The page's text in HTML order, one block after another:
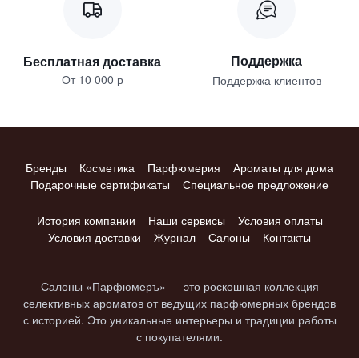
Бесплатная доставка
От 10 000 р
Поддержка
Поддержка клиентов
Бренды Косметика Парфюмерия
Ароматы для дома
Подарочные сертификаты
Специальное предложение
История компании Наши сервисы
Условия оплаты
Условия доставки
Журнал Салоны Контакты
Салоны «Парфюмеръ» — это роскошная коллекция
селективных ароматов от ведущих парфюмерных брендов
с историей. Это уникальные интерьеры и традиции работы
с покупателями.